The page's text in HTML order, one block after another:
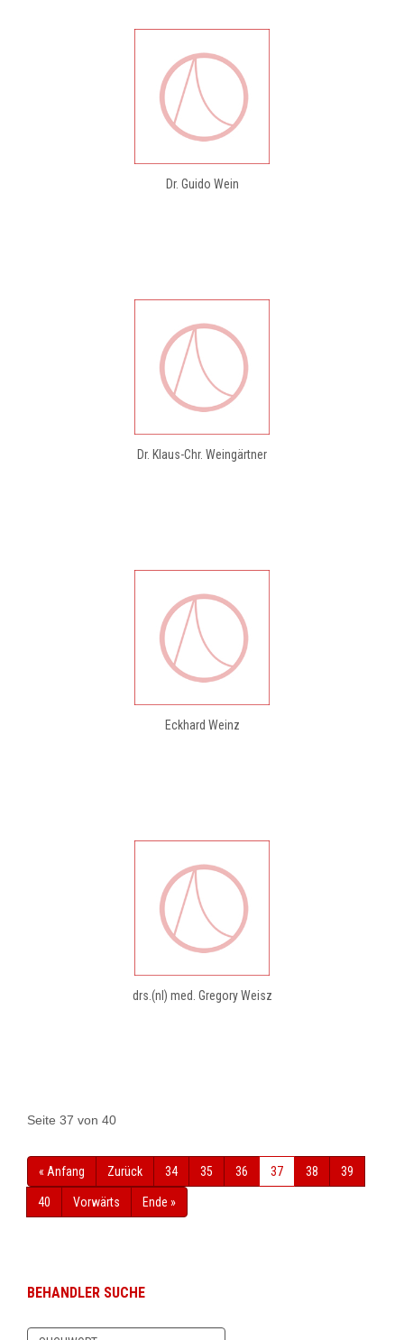
Dr. Guido Wein
Dr. Klaus-Chr. Weingärtner
Eckhard Weinz
drs.(nl) med. Gregory Weisz
Seite 37 von 40
« Anfang Zurück 34 35 36 37 38 39
40 Vorwärts Ende »
BEHANDLER SUCHE